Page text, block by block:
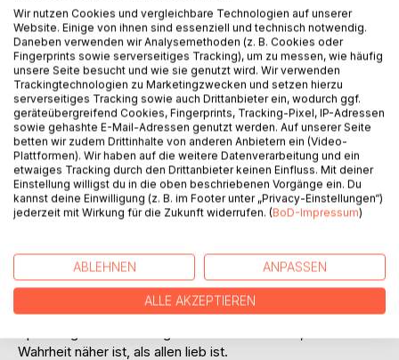
BESCHREIBUNG
Im ruhigen Schotten wird die Leiche einer Frau gefunden.
Was zunächst wie ein tragischer Fall wirkt, entwickelt sich
für Kommissarin Andrea Knob und ihr Team schnell zu
einem Geflecht aus Angst, alten Geheimnissen und
unterschwelliger Gewalt.
Je tiefer die Ermittlungen führen, desto mehr zeigt sich,
dass hinter der scheinbar vertrauten Fassade des Alltags
Risse verlaufen, die lange übersehen wurden.
Beziehungen, Abhängigkeiten und unausgesprochene
Wahrheit näher ist, als allen lieb ist.
Wir nutzen Cookies und vergleichbare Technologien auf unserer
Website. Einige von ihnen sind essenziell und technisch notwendig.
Daneben verwenden wir Analysemethoden (z. B. Cookies oder
Fingerprints sowie serverseitiges Tracking), um zu messen, wie häufig
unsere Seite besucht und wie sie genutzt wird. Wir verwenden
Trackingtechnologien zu Marketingzwecken und setzen hierzu
serverseitiges Tracking sowie auch Drittanbieter ein, wodurch ggf.
geräteübergreifend Cookies, Fingerprints, Tracking-Pixel, IP-Adressen
sowie gehashte E-Mail-Adressen genutzt werden. Auf unserer Seite
betten wir zudem Drittinhalte von anderen Anbietern ein (Video-
Plattformen). Wir haben auf die weitere Datenverarbeitung und ein
etwaiges Tracking durch den Drittanbieter keinen Einfluss. Mit deiner
Einstellung willigst du in die oben beschriebenen Vorgänge ein. Du
kannst deine Einwilligung (z. B. im Footer unter „Privacy-Einstellungen“)
jederzeit mit Wirkung für die Zukunft widerrufen. (BoD-Impressum)
ABLEHNEN ANPASSEN
ALLE AKZEPTIEREN